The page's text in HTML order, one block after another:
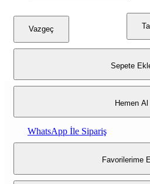
Düz Gümüş
Vazgeç
Sepete
Hemen Al
WhatsApp İle Sipariş
Favorilerime